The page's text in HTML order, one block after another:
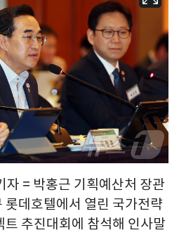
= 박홍근 기획예산처 장관
롯데호텔에서 열린 국가전략
트 추진대회에 참석해 인사말